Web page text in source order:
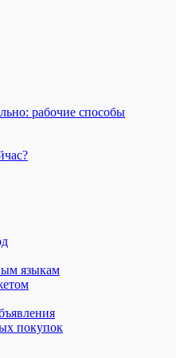
рабочие способы
языкам
покупок